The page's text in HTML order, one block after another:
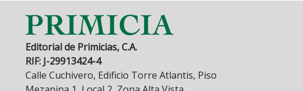
Editorial de Primicias, C.A.
RIF: J-29913424-4
Calle Cuchivero, Edificio Torre Atlantis, Piso